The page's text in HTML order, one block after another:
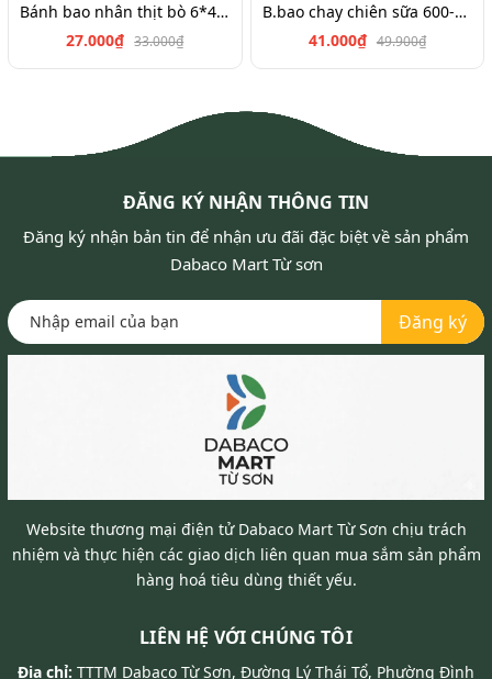
Bánh bao nhân thịt bò 6*45g
27.000₫ 33.000₫
B.bao chay chiên sữa 600-700g
41.000₫ 49.900₫
ĐĂNG KÝ NHẬN THÔNG TIN
Đăng ký nhận bản tin để nhận ưu đãi đặc biệt về sản phẩm
Dabaco Mart Từ sơn
Đăng ký
Website thương mại điện tử Dabaco Mart Từ Sơn chịu trách
nhiệm và thực hiện các giao dịch liên quan mua sắm sản phẩm
hàng hoá tiêu dùng thiết yếu.
LIÊN HỆ VỚI CHÚNG TÔI
Địa chỉ: TTTM Dabaco Từ Sơn, Đường Lý Thái Tổ, Phường Đình